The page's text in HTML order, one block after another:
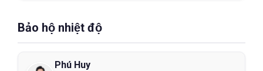
Bảo hộ nhiệt độ
Phú Huy